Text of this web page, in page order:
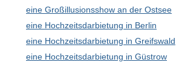
eine Großillusionsshow an der Ostsee
eine Hochzeitsdarbietung in Berlin
eine Hochzeitsdarbietung in Greifswald
eine Hochzeitsdarbietung in Güstrow